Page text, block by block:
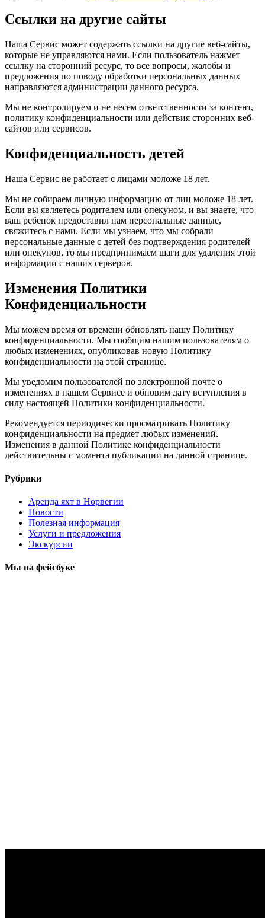
Ссылки на другие сайты
Наша Сервис может содержать ссылки на другие веб-сайты,
которые не управляются нами. Если пользователь нажмет
ссылку на сторонний ресурс, то все вопросы, жалобы и
предложения по поводу обработки персональных данных
направляются администрации данного ресурса.
Мы не контролируем и не несем ответственности за контент,
политику конфиденциальности или действия сторонних веб-
сайтов или сервисов.
Конфиденциальность детей
Наша Сервис не работает с лицами моложе 18 лет.
Мы не собираем личную информацию от лиц моложе 18 лет.
Если вы являетесь родителем или опекуном, и вы знаете, что
ваш ребенок предоставил нам персональные данные,
свяжитесь с нами. Если мы узнаем, что мы собрали
персональные данные с детей без подтверждения родителей
или опекунов, то мы предпринимаем шаги для удаления этой
информации с наших серверов.
Изменения Политики
Конфиденциальности
Мы можем время от времени обновлять нашу Политику
конфиденциальности. Мы сообщим нашим пользователям о
любых изменениях, опубликовав новую Политику
конфиденциальности на этой странице.
Мы уведомим пользователей по электронной почте о
изменениях в нашем Сервисе и обновим дату вступления в
силу настоящей Политики конфиденциальности.
Рекомендуется периодически просматривать Политику
конфиденциальности на предмет любых изменений.
Изменения в данной Политике конфиденциальности
действительны с момента публикации на данной странице.
Рубрики
Аренда яхт в Норвегии
Новости
Полезная информация
Услуги и предложения
Экскурсии
Мы на фейсбуке